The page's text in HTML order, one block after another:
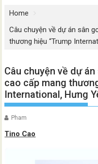
Home
Câu chuyện về dự án sân
thương hiệu “Trump
Câu chuyện về dự
cao cấp mang
International, Hưng
Pham
Tino Cao